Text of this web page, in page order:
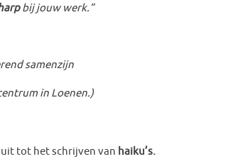
bij jouw werk.”
samenzijn
in Loenen.)
uit tot het schrijven van haiku’s.